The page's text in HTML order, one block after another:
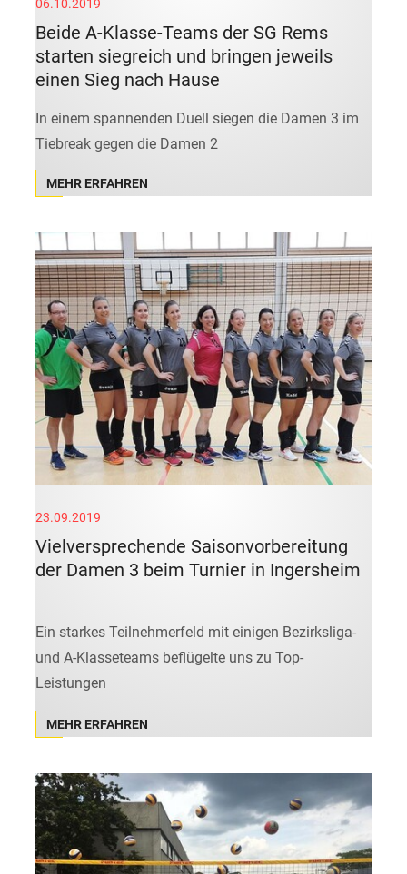
06.10.2019
Beide A-Klasse-Teams der SG Rems
starten siegreich und bringen jeweils
einen Sieg nach Hause
In einem spannenden Duell siegen die Damen 3 im
Tiebreak gegen die Damen 2
MEHR ERFAHREN
23.09.2019
Vielversprechende Saisonvorbereitung
der Damen 3 beim Turnier in Ingersheim
Ein starkes Teilnehmerfeld mit einigen Bezirksliga-
und A-Klasseteams beflügelte uns zu Top-
Leistungen
MEHR ERFAHREN